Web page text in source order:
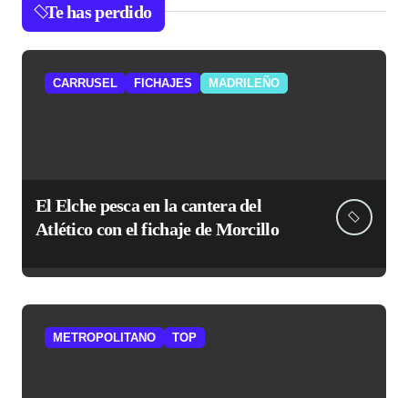
Te has perdido
CARRUSEL FICHAJES MADRILEÑO
El Elche pesca en la cantera del
Atlético con el fichaje de Morcillo
METROPOLITANO TOP